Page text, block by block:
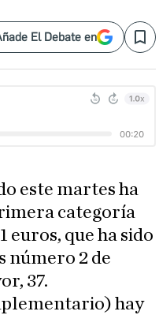
El Debate en Save
este martes ha
categoría
euros, que ha sido
número 2 de
37.
hay